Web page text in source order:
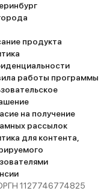
продукта
работы программы
на получение
рассылок
для контента,
1127746774825